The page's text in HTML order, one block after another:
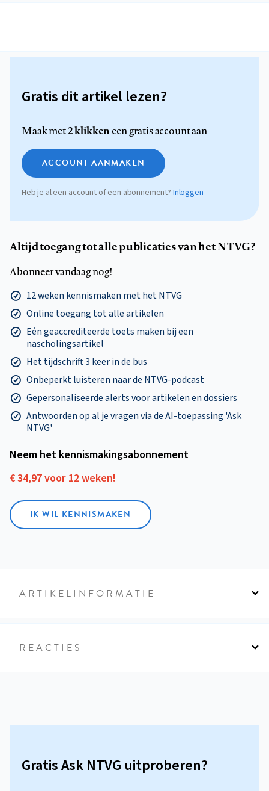
Gratis dit artikel lezen?
Maak met2 klikkeneen gratis account aan
ACCOUNT AANMAKEN
Heb je al een account of een abonnement? Inloggen
Altijd toegang tot alle publicaties van het NTVG?
Abonneer vandaag nog!
12 weken kennismaken met het NTVG
Online toegang tot alle artikelen
Eén geaccrediteerde toets maken bij een
nascholingsartikel
Het tijdschrift 3 keer in de bus
Onbeperkt luisteren naar de NTVG-podcast
Gepersonaliseerde alerts voor artikelen en dossiers
Antwoorden op al je vragen via de AI-toepassing 'Ask
NTVG'
Neem het kennismakings­abonnement
€ 34,97 voor 12 weken!
IK WIL KENNISMAKEN
ARTIKELINFORMATIE
REACTIES
Gratis Ask NTVG uitproberen?